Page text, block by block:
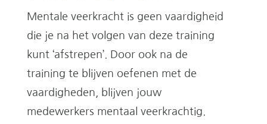
Mentale veerkracht is geen vaardigheid
die je na het volgen van deze training
kunt ‘afstrepen’. Door ook na de
training te blijven oefenen met de
vaardigheden, blijven jouw
medewerkers mentaal veerkrachtig.